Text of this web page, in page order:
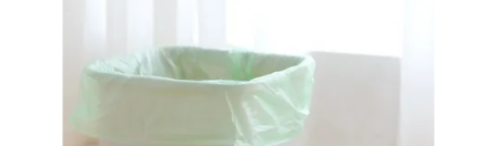
PRIVACY
POLICY